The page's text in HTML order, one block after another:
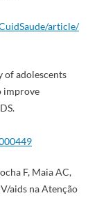
article/
of adolescents
improve
F, Maia AC,
aids na Atenção